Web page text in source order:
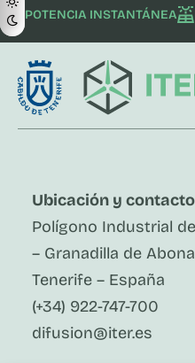
POTENCIA INSTANTÁNEA
Ubicación y contacto
Polígono Industrial
– Granadilla de
Tenerife – España
(+34) 922-747-700
difusion@iter.es